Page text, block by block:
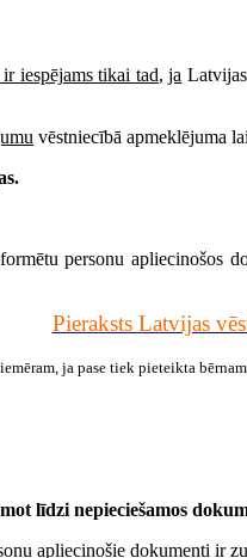
iespējams tikai tad,ja
vēstniecībā apmeklējuma
personu apliecinošos
Pieraksts Latvijas
ja pase tiek pieteikta
līdzi nepieciešamos
apliecinošie dokumenti ir